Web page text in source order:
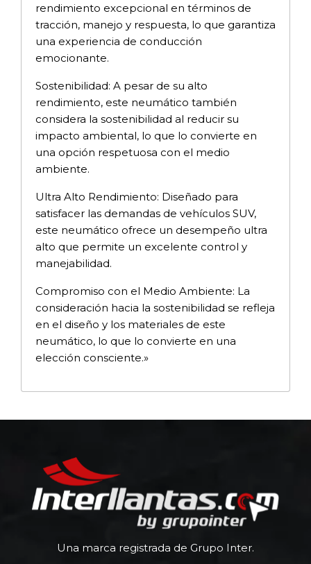
rendimiento excepcional en términos de
tracción, manejo y respuesta, lo que garantiza
una experiencia de conducción
emocionante.
Sostenibilidad: A pesar de su alto
rendimiento, este neumático también
considera la sostenibilidad al reducir su
impacto ambiental, lo que lo convierte en
una opción respetuosa con el medio
ambiente.
Ultra Alto Rendimiento: Diseñado para
satisfacer las demandas de vehículos SUV,
este neumático ofrece un desempeño ultra
alto que permite un excelente control y
manejabilidad.
Compromiso con el Medio Ambiente: La
consideración hacia la sostenibilidad se refleja
en el diseño y los materiales de este
neumático, lo que lo convierte en una
elección consciente.»
Una marca registrada de Grupo Inter.